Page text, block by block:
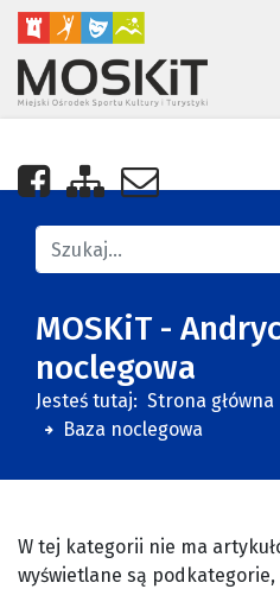
Nasza strona na
Zobacz mapę
Napisz do
MOSKiT -
noclegowa
Jesteś tutaj: Strona główna
Baza noclegowa
Znajdź na stronie
W tej kategorii nie ma
wyświetlane są podkategorie,